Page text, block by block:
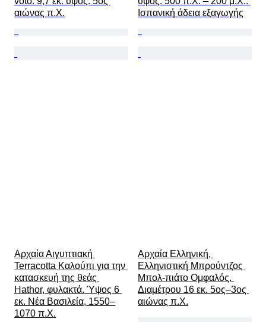
αιώνας π.Χ.
Ισπανική άδεια εξαγωγής
Αρχαία Αιγυπτιακή
Terracotta Καλούπι για την
κατασκευή της θεάς
Hathor, φυλακτά. Ύψος 6
εκ. Νέα Βασιλεία, 1550–
1070 π.Χ.
Αρχαία Ελληνική,
Ελληνιστική Μπρούντζος
Μπολ-πιάτο Ομφαλός.
Διαμέτρου 16 εκ. 5ος–3ος
αιώνας π.Χ.